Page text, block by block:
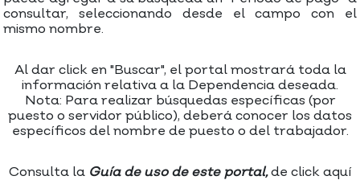
consultar, seleccionando desde el campo con el
mismo nombre.
Al dar click en "Buscar", el portal mostrará toda la
información relativa a la Dependencia deseada.
Nota: Para realizar búsquedas específicas (por
puesto o servidor público), deberá conocer los datos
específicos del nombre de puesto o del trabajador.
Consulta la Guía de uso de este portal,de click aquí